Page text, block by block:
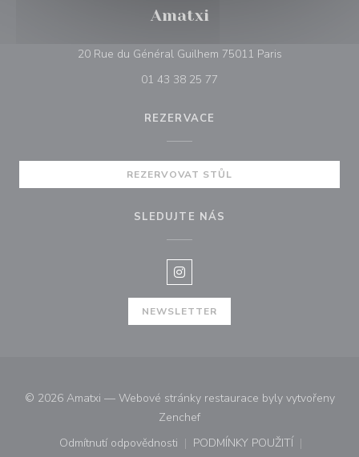
Amatxi
20 Rue du Général Guilhem 75011 Paris((otevře se v
01 43 38 25 77
REZERVACE
REZERVOVAT STŮL
SLEDUJTE NÁS
Instagram ((otevře se v novém
NEWSLETTER
© 2026 Amatxi — Webové stránky restaurace byly vytvořeny
Zenchef((otevře se v novém okně))
Odmítnutí odpovědnosti
((otevře se v novém okně))
PODMÍNKY POUŽITÍ
((otevře se v novém